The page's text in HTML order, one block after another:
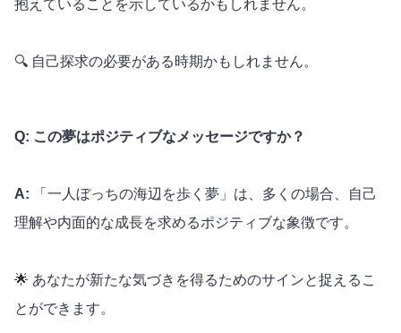
抱えていることを示しているかもしれません。
🔍 自己探求の必要がある時期かもしれません。
Q: この夢はポジティブなメッセージですか？
A:
「一人ぼっちの海辺を歩く夢」は、多くの場合、自己
理解や内面的な成長を求めるポジティブな象徴です。
🌟 あなたが新たな気づきを得るためのサインと捉えるこ
とができます。